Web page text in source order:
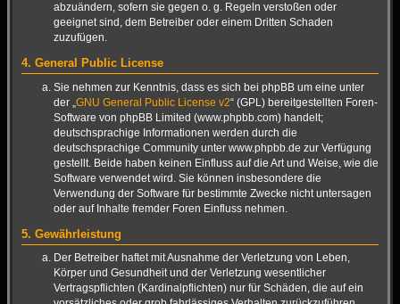
abzuändern, sofern sie gegen o. g. Regeln verstoßen oder
geeignet sind, dem Betreiber oder einem Dritten Schaden
zuzufügen.
4. General Public License
Sie nehmen zur Kenntnis, dass es sich bei phpBB um eine unter
der „ GNU General Public License v2“ (GPL) bereitgestellten Foren-
Software von phpBB Limited (www.phpbb.com) handelt;
deutschsprachige Informationen werden durch die
deutschsprachige Community unter www.phpbb.de zur Verfügung
gestellt. Beide haben keinen Einfluss auf die Art und Weise, wie die
Software verwendet wird. Sie können insbesondere die
Verwendung der Software für bestimmte Zwecke nicht untersagen
oder auf Inhalte fremder Foren Einfluss nehmen.
5. Gewährleistung
Der Betreiber haftet mit Ausnahme der Verletzung von Leben,
Körper und Gesundheit und der Verletzung wesentlicher
Vertragspflichten (Kardinalpflichten) nur für Schäden, die auf ein